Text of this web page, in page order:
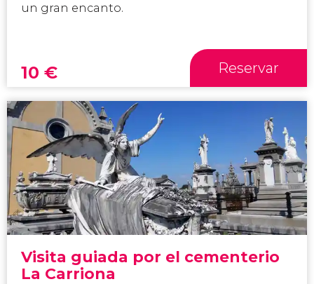
un gran encanto.
10 € Reservar
Visita guiada por el cementerio
La Carriona